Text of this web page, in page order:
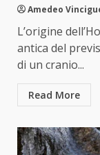
Amedeo
L’origine
antica del
di un cranio...
Read More